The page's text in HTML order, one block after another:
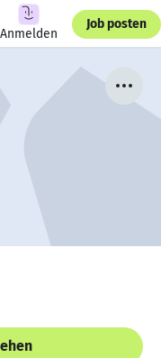
Anmelden
Job posten